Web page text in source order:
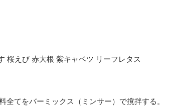
桜えび 赤大根 紫キャベツ リーフレタス
てをバーミックス（ミンサー）で撹拌する。